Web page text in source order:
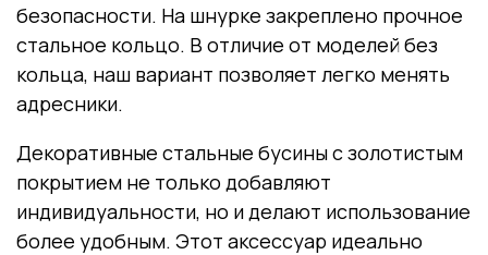
безопасности. На шнурке закреплено прочное
стальное кольцо. В отличие от моделей без
кольца, наш вариант позволяет легко менять
адресники.
Декоративные стальные бусины с золотистым
покрытием не только добавляют
индивидуальности, но и делают использование
более удобным. Этот аксессуар идеально